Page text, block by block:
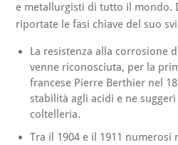
e metallurgisti di tutto il mondo.
riportate le fasi chiave del suo
La resistenza alla corrosione
venne riconosciuta, per la
francese Pierre Berthier nel
stabilità agli acidi e ne
coltelleria.
Tra il 1904 e il 1911